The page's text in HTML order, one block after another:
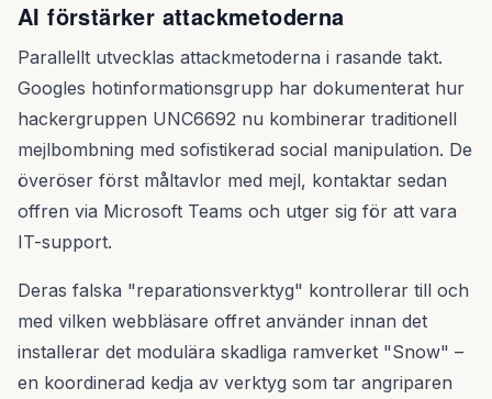
AI förstärker attackmetoderna
Parallellt utvecklas attackmetoderna i rasande takt.
Googles hotinformationsgrupp har dokumenterat hur
hackergruppen UNC6692 nu kombinerar traditionell
mejlbombning med sofistikerad social manipulation. De
överöser först måltavlor med mejl, kontaktar sedan
offren via Microsoft Teams och utger sig för att vara
IT-support.
Deras falska "reparationsverktyg" kontrollerar till och
med vilken webbläsare offret använder innan det
installerar det modulära skadliga ramverket "Snow" –
en koordinerad kedja av verktyg som tar angriparen